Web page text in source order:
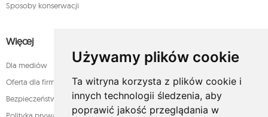
Używamy plików cookie
Ta witryna korzysta z plików cookie i
innych technologii śledzenia, aby
poprawić jakość przeglądania w
Sposoby konserwacji
Więcej
Dla mediów
Oferta dla firm
Bezpieczeństwo płatności